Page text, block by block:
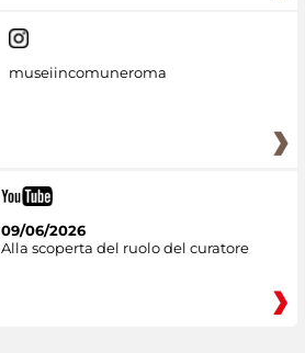
museiincomuneroma
09/06/2026
Alla scoperta del ruolo del curatore